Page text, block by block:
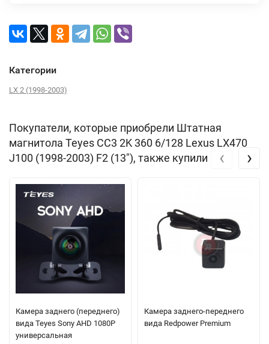
Категории
LX 2 (1998-2003)
Покупатели, которые приобрели Штатная
магнитола Teyes CC3 2K 360 6/128 Lexus LX470
J100 (1998-2003) F2 (13"), также купили
Камера заднего (переднего)
вида Teyes Sony AHD 1080P
универсальная
Камера заднего-переднего
вида Redpower Premium
‹ ›